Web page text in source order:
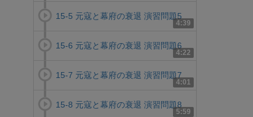
4:39
15-5 元寇と幕府の衰退 演習問題5
4:22
15-6 元寇と幕府の衰退 演習問題6
4:01
15-7 元寇と幕府の衰退 演習問題7
5:59
15-8 元寇と幕府の衰退 演習問題8